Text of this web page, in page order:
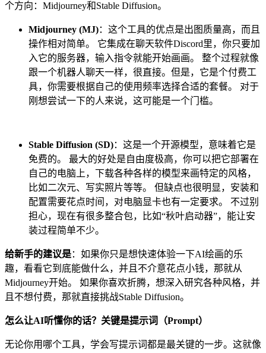
个方向：Midjourney和Stable Diffusion。
Midjourney (MJ)：这个工具的优点是出图质量高，而且
操作相对简单。 它集成在聊天软件Discord里，你只要加
入它的服务器，输入指令就能开始画画。 整个过程就像
跟一个机器人聊天一样，很直接。但是，它是个付费工
具，你需要根据自己的使用频率选择合适的套餐。 对于
刚想尝试一下的人来说，这可能是一个门槛。
Stable Diffusion (SD)：这是一个开源模型，意味着它是
免费的。 最大的好处是自由度极高，你可以把它部署在
自己的电脑上，下载各种各样的模型来画特定的风格，
比如二次元、写实照片等等。 但缺点也很明显，安装和
配置需要花点时间，对电脑显卡也有一定要求。 不过别
担心，现在有很多整合包，比如“秋叶启动器”，能让安
装过程简单不少。
给新手的建议是：如果你只是想快速体验一下AI绘画的乐
趣，看看它到底能做什么，并且不介意花点小钱，那就从
Midjourney开始。 如果你喜欢折腾，想深入研究各种风格，并
且不想付费，那就直接挑战Stable Diffusion。
怎么让AI听懂你的话？关键是提示词（Prompt）
无论你用哪个工具，学会写提示词都是最关键的一步。这就像